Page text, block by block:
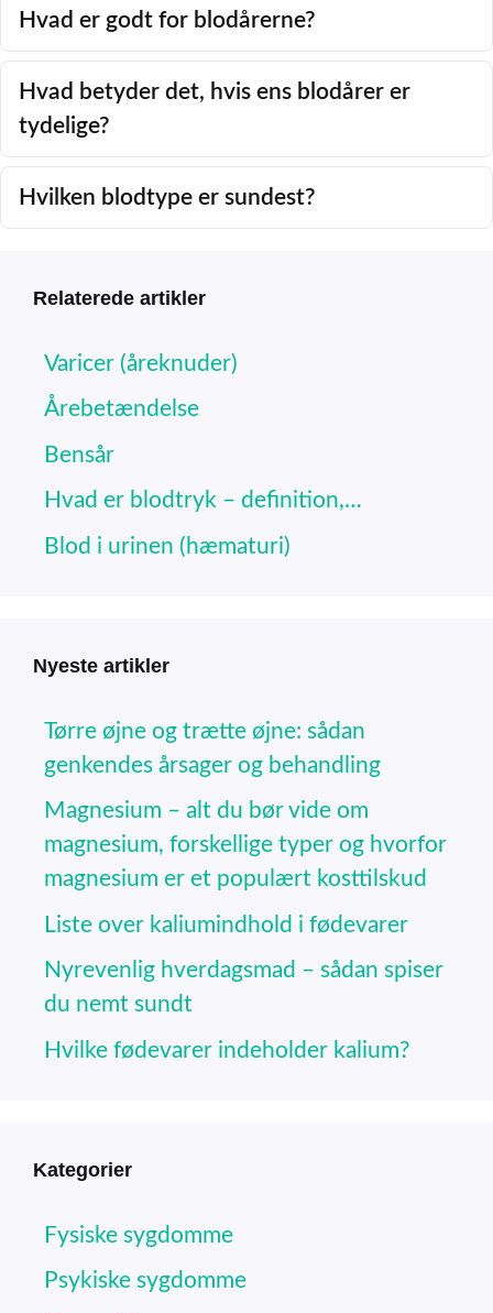
Hvad er godt for blodårerne?
Hvad betyder det, hvis ens blodårer er
tydelige?
Hvilken blodtype er sundest?
Relaterede artikler
Varicer (åreknuder)
Årebetændelse
Bensår
Hvad er blodtryk – definition,…
Blod i urinen (hæmaturi)
Nyeste artikler
Tørre øjne og trætte øjne: sådan
genkendes årsager og behandling
Magnesium – alt du bør vide om
magnesium, forskellige typer og hvorfor
magnesium er et populært kosttilskud
Liste over kaliumindhold i fødevarer
Nyrevenlig hverdagsmad – sådan spiser
du nemt sundt
Hvilke fødevarer indeholder kalium?
Kategorier
Fysiske sygdomme
Psykiske sygdomme